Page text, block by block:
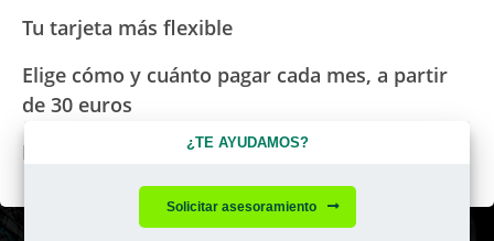
Tu tarjeta más flexible
Elige cómo y cuánto pagar cada mes, a partir
de 30 euros
Paga todas tus compras en cómodos plazos
¿TE AYUDAMOS?
Solicitar asesoramiento